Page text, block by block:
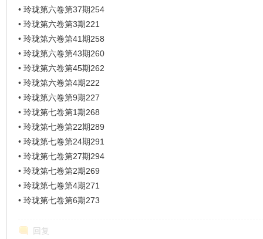
• 玲珑第六卷第37期254
• 玲珑第六卷第3期221
• 玲珑第六卷第41期258
• 玲珑第六卷第43期260
• 玲珑第六卷第45期262
• 玲珑第六卷第4期222
• 玲珑第六卷第9期227
• 玲珑第七卷第1期268
• 玲珑第七卷第22期289
• 玲珑第七卷第24期291
• 玲珑第七卷第27期294
• 玲珑第七卷第2期269
• 玲珑第七卷第4期271
• 玲珑第七卷第6期273
回复